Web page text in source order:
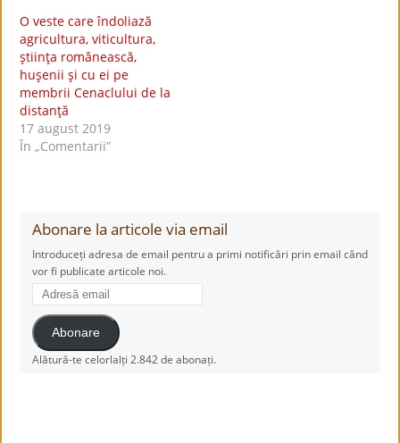
O veste care îndoliază
agricultura, viticultura,
ştiinţa românească,
huşenii şi cu ei pe
membrii Cenaclului de la
distanţă
17 august 2019
În „Comentarii”
Abonare la articole via email
Introduceți adresa de email pentru a primi notificări prin email când
vor fi publicate articole noi.
Adresă
email
Abonare
Alătură-te celorlalți 2.842 de abonați.